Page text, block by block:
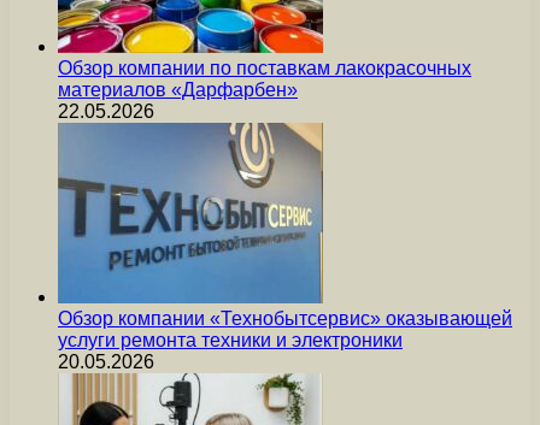
Обзор компании по поставкам лакокрасочных
материалов «Дарфарбен»
22.05.2026
Обзор компании «Технобытсервис» оказывающей
услуги ремонта техники и электроники
20.05.2026